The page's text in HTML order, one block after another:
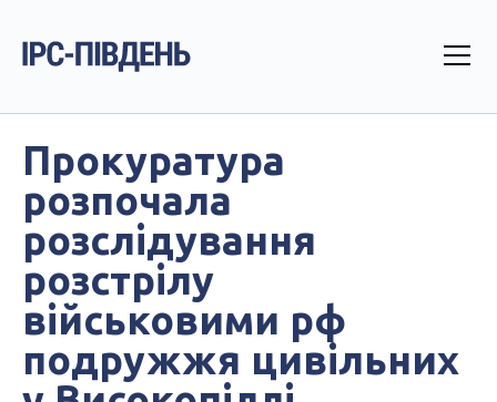
Прокуратура
розпочала
розслідування
розстрілу
військовими рф
подружжя цивільних